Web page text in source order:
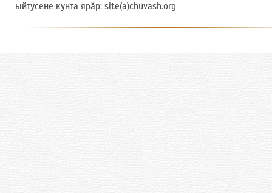
ыйтусене кунта ярӑр: site(a)chuvash.org